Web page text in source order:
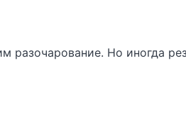
Но иногда